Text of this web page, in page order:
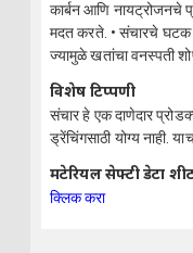
कार्बन आणि नायट्रोजनचे
मदत करते. • संचारचे घटक
ज्यामुळे खतांचा वनस्पती
विशेष टिप्पणी
संचार हे एक दाणेदार
ड्रेंचिंगसाठी योग्य नाही.
मटेरियल सेफ्टी डेटा
क्लिक करा